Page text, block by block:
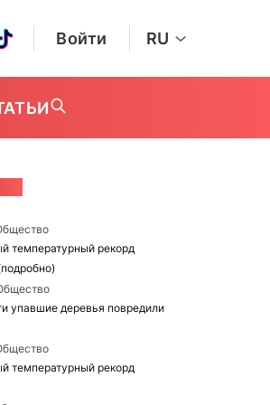
Войти RU
температурный рекорд
упавшие деревья повредили
температурный рекорд